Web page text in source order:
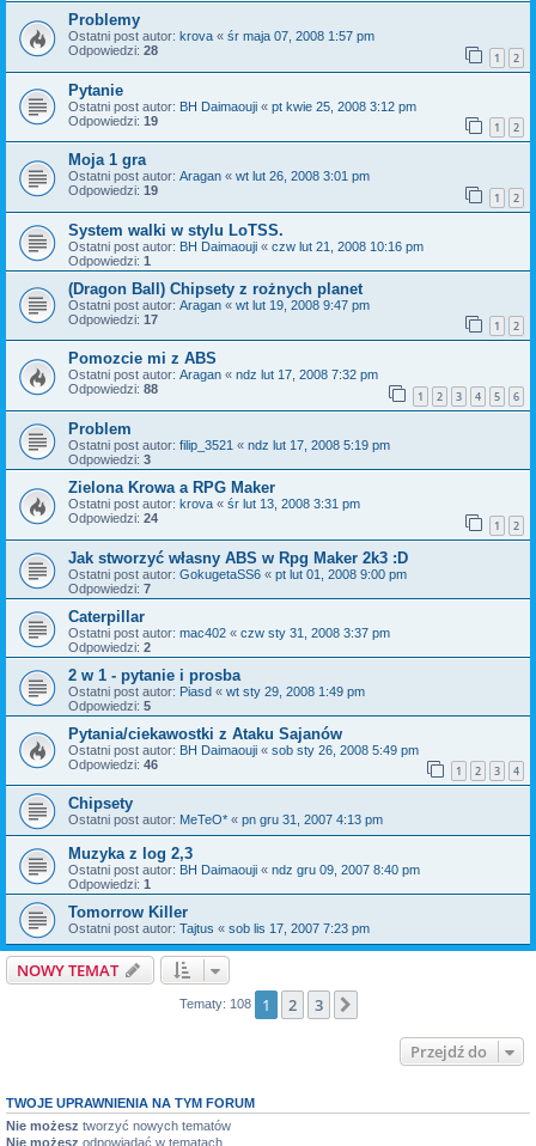
Problemy
Ostatni post autor: krova « śr maja 07, 2008 1:57 pm
Odpowiedzi: 28 1 2
Pytanie
Ostatni post autor: BH Daimaouji « pt kwie 25, 2008 3:12 pm
Odpowiedzi: 19 1 2
Moja 1 gra
Ostatni post autor: Aragan « wt lut 26, 2008 3:01 pm
Odpowiedzi: 19 1 2
System walki w stylu LoTSS.
Ostatni post autor: BH Daimaouji « czw lut 21, 2008 10:16 pm
Odpowiedzi: 1
(Dragon Ball) Chipsety z rożnych planet
Ostatni post autor: Aragan « wt lut 19, 2008 9:47 pm
Odpowiedzi: 17 1 2
Pomozcie mi z ABS
Ostatni post autor: Aragan « ndz lut 17, 2008 7:32 pm
Odpowiedzi: 88 1 2 3 4 5 6
Problem
Ostatni post autor: filip_3521 « ndz lut 17, 2008 5:19 pm
Odpowiedzi: 3
Zielona Krowa a RPG Maker
Ostatni post autor: krova « śr lut 13, 2008 3:31 pm
Odpowiedzi: 24 1 2
Jak stworzyć własny ABS w Rpg Maker 2k3 :D
Ostatni post autor: GokugetaSS6 « pt lut 01, 2008 9:00 pm
Odpowiedzi: 7
Caterpillar
Ostatni post autor: mac402 « czw sty 31, 2008 3:37 pm
Odpowiedzi: 2
2 w 1 - pytanie i prosba
Ostatni post autor: Piasd « wt sty 29, 2008 1:49 pm
Odpowiedzi: 5
Pytania/ciekawostki z Ataku Sajanów
Ostatni post autor: BH Daimaouji « sob sty 26, 2008 5:49 pm
Odpowiedzi: 46 1 2 3 4
Chipsety
Ostatni post autor: MeTeO* « pn gru 31, 2007 4:13 pm
Muzyka z log 2,3
Ostatni post autor: BH Daimaouji « ndz gru 09, 2007 8:40 pm
Odpowiedzi: 1
Tomorrow Killer
Ostatni post autor: Tajtus « sob lis 17, 2007 7:23 pm
NOWY TEMAT
Tematy: 108 1 2 3
Przejdź do
TWOJE UPRAWNIENIA NA TYM FORUM
Nie możesz tworzyć nowych tematów
Nie możesz odpowiadać w tematach